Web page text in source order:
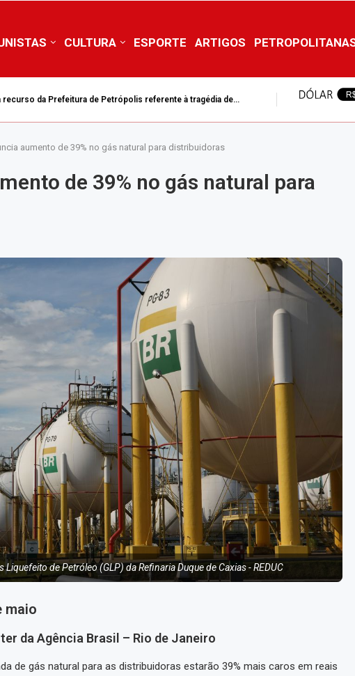
CULTURA ESPORTE ARTIGOS
recurso da Prefeitura de Petrópolis referente à tragédia de...
aumento de 39% no gás natural para distribuidoras
de 39% no gás natural para
de Petróleo (GLP) da Refinaria Duque de Caxias - REDUC
maio
da Agência Brasil – Rio de Janeiro
de gás natural para as distribuidoras estarão 39% mais caros em reais